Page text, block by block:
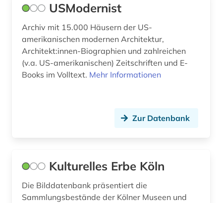
kulturerbe (2)
kulturgeschichte (1)
kulturwissenschaften (2)
kunst (33)
kunstgeschichtsschreibung (1)
kunstwissenschaft (1)
USModernist
Archiv mit 15.000 Häusern der US-
amerikanischen modernen Architektur,
Architekt:innen-Biographien und zahlreichen
(v.a. US-amerikanischen) Zeitschriften und E-
Books im Volltext. Mehr Informationen
Zur Datenbank
Kulturelles Erbe Köln
Die Bilddatenbank präsentiert die
Sammlungsbestände der Kölner Museen und